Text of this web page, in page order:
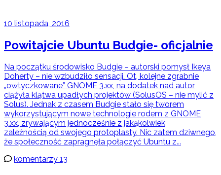
10 listopada, 2016
Powitajcie Ubuntu Budgie- oficjalnie
Na początku środowisko Budgie – autorski pomysł Ikeya
Doherty – nie wzbudziło sensacji. Ot, kolejne zgrabnie
„owtyczkowane” GNOME 3.xx, na dodatek nad autor
ciążyła klątwa upadłych projektów (SolusOS – nie mylić z
Solus). Jednak z czasem Budgie stało się tworem
wykorzystującym nowe technologie rodem z GNOME
3.xx, zrywającym jednocześnie z jakąkolwiek
zależnością od swojego protoplasty. Nic zatem dziwnego,
że społeczność zapragnęła połączyć Ubuntu z...
komentarzy 13